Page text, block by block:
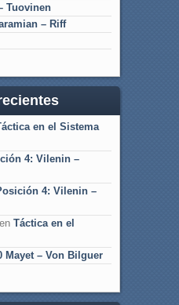
Tuovinen
– Riff
en el Sistema
4: Vilenin –
4: Vilenin –
Táctica en el
Mayet – Von Bilguer